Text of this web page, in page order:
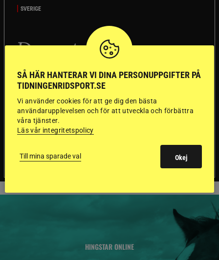
SVERIGE
Dyraste
ridhjälmarna blev
sämst i test
Stort test av ridhjälmar Försäkringsbolaget
Folksam har testat 15 ridhjälmar i olika
prisklasser för att se vilken som är den säkraste.
mellan de olika hjälmarna – och dyrast är inte
bäst.
HINGSTAR ONLINE
SÅ HÄR HANTERAR VI DINA PERSONUPPGIFTER PÅ
TIDNINGENRIDSPORT.SE
Vi använder cookies för att ge dig den bästa
användarupplevelsen och för att utveckla och förbättra
våra tjänster.
Läs vår integritetspolicy
Till mina sparade val Okej